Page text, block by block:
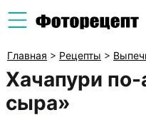
Главная > Рецепты >
Хачапури
сыра»